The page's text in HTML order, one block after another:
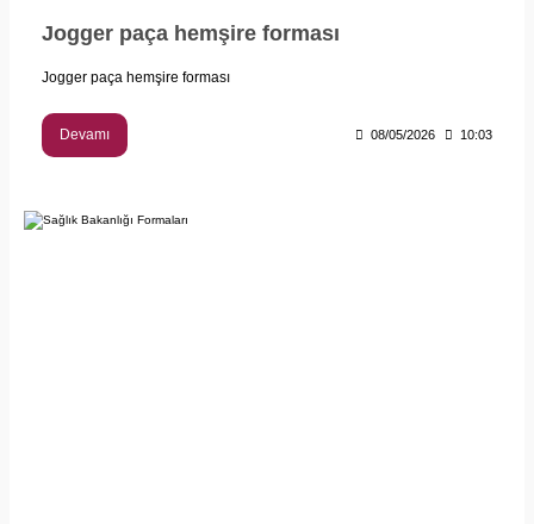
Jogger paça hemşire forması
Jogger paça hemşire forması
Devamı 08/05/2026 10:03